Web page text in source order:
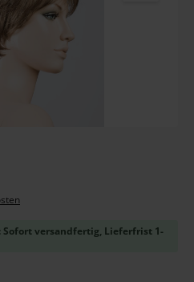
versandfertig, Lieferfrist 1-